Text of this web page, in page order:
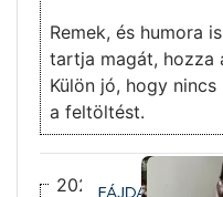
Remek, és humora
tartja magát, hozza
Külön jó, hogy
a feltöltést.
2022-11-20